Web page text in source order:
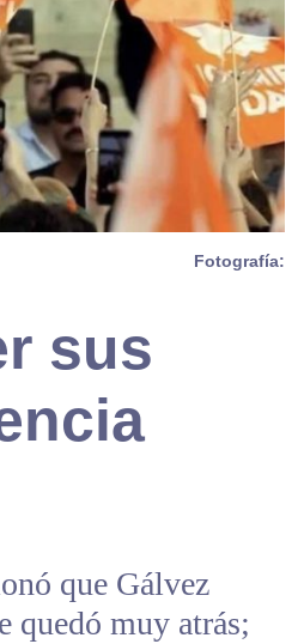
Fotografía:
sus
que Gálvez
quedó muy atrás;